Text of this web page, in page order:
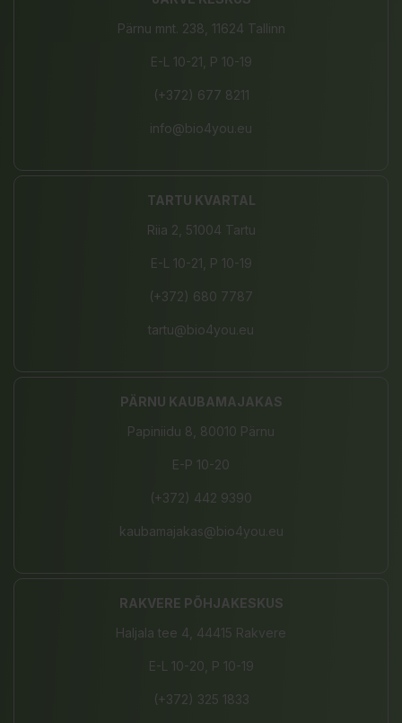
Pärnu mnt. 238, 11624 Tallinn
E-L 10-21, P 10-19
(+372) 677 8211
info@bio4you.eu
TARTU KVARTAL
Riia 2, 51004 Tartu
E-L 10-21, P 10-19
(+372) 680 7787
tartu@bio4you.eu
PÄRNU KAUBAMAJAKAS
Papiniidu 8, 80010 Pärnu
E-P 10-20
(+372) 442 9390
kaubamajakas@bio4you.eu
RAKVERE PÕHJAKESKUS
Haljala tee 4, 44415 Rakvere
E-L 10-20, P 10-19
(+372) 325 1833